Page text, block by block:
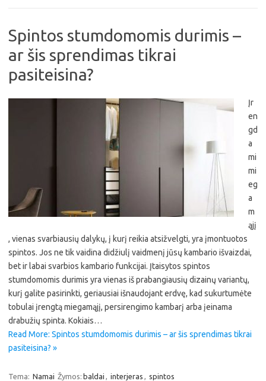
Spintos stumdomomis durimis –
ar šis sprendimas tikrai
pasiteisina?
Įr
en
gd
a
mi
mi
eg
a
m
ąjį
, vienas svarbiausių dalykų, į kurį reikia atsižvelgti, yra įmontuotos
spintos. Jos ne tik vaidina didžiulį vaidmenį jūsų kambario išvaizdai,
bet ir labai svarbios kambario funkcijai. Įtaisytos spintos
stumdomomis durimis yra vienas iš prabangiausių dizainų variantų,
kurį galite pasirinkti, geriausiai išnaudojant erdvę, kad sukurtumėte
tobulai įrengtą miegamąjį, persirengimo kambarį arba įeinama
drabužių spinta. Kokiais…
Read More: Spintos stumdomomis durimis – ar šis sprendimas tikrai
pasiteisina? »
Tema: Namai Žymos: baldai , interjeras , spintos